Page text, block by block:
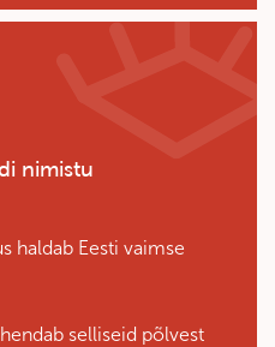
nimistu
haldab Eesti vaimse
selliseid põlvest